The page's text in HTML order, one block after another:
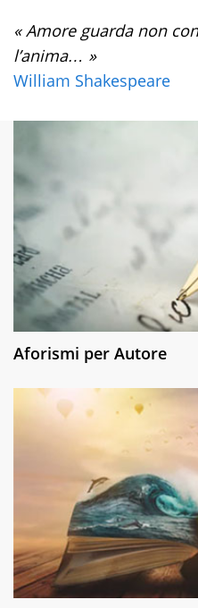
« Amore guarda non
l’anima… »
William Shakespeare
Aforismi per Autore